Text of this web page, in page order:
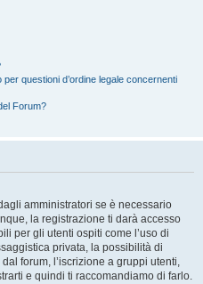
questioni d’ordine legale concernenti
Forum?
amministratori se è necessario
la registrazione ti darà accesso
per gli utenti ospiti come l’uso di
privata, la possibilità di
forum, l’iscrizione a gruppi utenti,
e quindi ti raccomandiamo di farlo.